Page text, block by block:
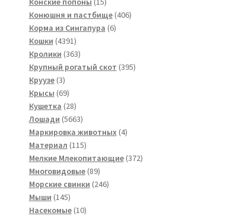
товаров
Конюшня и пастбище 406406
Корма из Сингапура 66
Кошки 43914391
товар
Кролики 363363
товара
Крупный рогатый скот 395395
Круузе 33
товара
Крысы 6969
товаров
Кушетка 2828
товаров
Лошади 56635663
товара
Маркировка животных 44
Материал 115115
товаров
Мелкие Млекопитающие 372372
Многовидовые 8989
товаров
Морские свинки 246246
Мыши 145145
товаров
Насекомые 1010